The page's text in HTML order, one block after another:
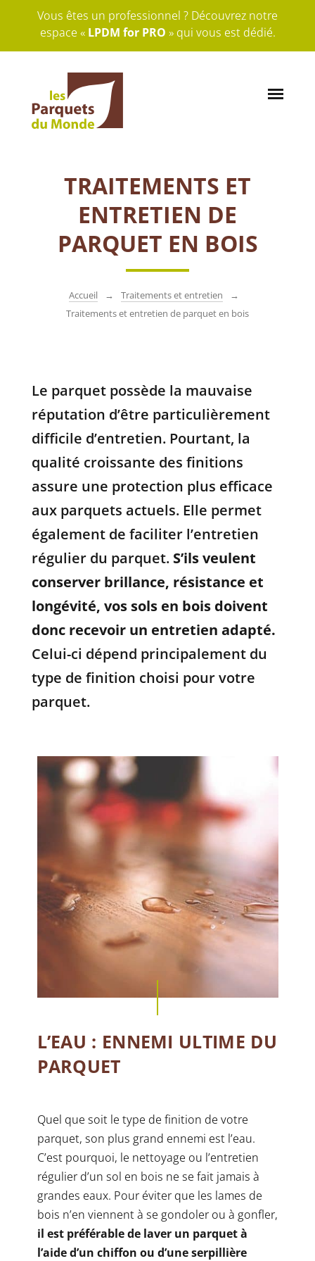
Vous êtes un professionnel ? Découvrez notre
espace « LPDM for PRO » qui vous est dédié.
TRAITEMENTS ET
ENTRETIEN DE
PARQUET EN BOIS
Accueil
Traitements et entretien
Traitements et entretien de parquet en bois
Le parquet possède la mauvaise
réputation d’être particulièrement
difficile d’entretien. Pourtant, la
qualité croissante des finitions
assure une protection plus efficace
aux parquets actuels. Elle permet
également de faciliter l’entretien
régulier du parquet. S’ils veulent
conserver brillance, résistance et
longévité, vos sols en bois doivent
donc recevoir un entretien adapté.
Celui-ci dépend principalement du
type de finition choisi pour votre
parquet.
L’EAU : ENNEMI ULTIME DU
PARQUET
Quel que soit le type de finition de votre
parquet, son plus grand ennemi est l’eau.
C’est pourquoi, le nettoyage ou l’entretien
régulier d’un sol en bois ne se fait jamais à
grandes eaux. Pour éviter que les lames de
bois n’en viennent à se gondoler ou à gonfler,
il est préférable de laver un parquet à
l’aide d’un chiffon ou d’une serpillière